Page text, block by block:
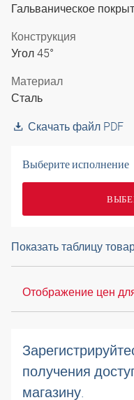
Гальваническое
Конструкция
Угол 45°
Материал
Сталь
Скачать файл PDF
Выберите исполнение
Показать таблицу
Отображение цен
получения
магазину.